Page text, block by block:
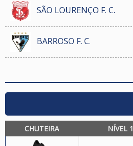
SÃO LOURENÇO F. C.
BARROSO F. C.
CHUTEIRA NÍVEL 1